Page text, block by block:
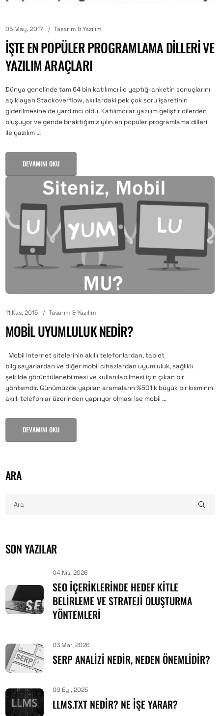
05 May, 2017 Tasarım & Yazılım
İŞTE EN POPÜLER PROGRAMLAMA DILLERI VE
YAZILIM ARAÇLARI
Dünya genelinde tam 64 bin katılımcı ile yaptığı anketin sonuçlarını
açıklayan Stackoverflow, akıllardaki pek çok soru işaretinin
giderilmesine de yardımcı oldu. Katılımcılar yazılım geliştiricilerden
oluşuyor ve geride bıraktığımız yılın en popüler programlama dilleri
ile yazılım ...
DEVAMINI OKU
11 Kas, 2015 Tasarım & Yazılım
MOBIL UYUMLULUK NEDIR?
Mobil internet sitelerinin akıllı telefonlardan, tablet
bilgisayarlardan ve diğer mobil cihazlardan uyumluluk, sağlıklı
şekilde görüntülenebilmesi ve kullanılabilmesi için çıkan bir
yöntemdir. Günümüzde yapılan aramaların %50’lik büyük bir kısmının
akıllı telefonlar üzerinden yapılıyor olması ise mobil ...
DEVAMINI OKU
ARA
SON YAZILAR
04 Nis, 2026
SEO İÇERIKLERINDE HEDEF KITLE
BELIRLEME VE STRATEJI OLUŞTURMA
YÖNTEMLERI
03 Mar, 2026
SERP ANALIZI NEDIR, NEDEN ÖNEMLIDIR?
09 Eyl, 2025
LLMS.TXT NEDIR? NE İŞE YARAR?